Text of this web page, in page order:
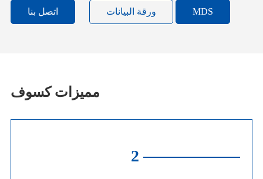
اتصل بنا ورقة البيانات MDS
مميزات كسوف
3